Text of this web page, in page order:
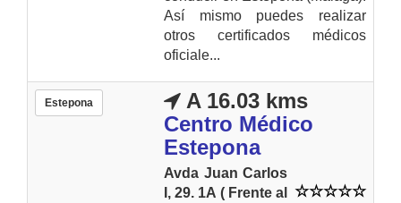
Así mismo puedes realizar
otros certificados médicos
oficiale...
Estepona
A 16.03 kms
Centro Médico
Estepona
Avda Juan Carlos
I, 29. 1A ( Frente al